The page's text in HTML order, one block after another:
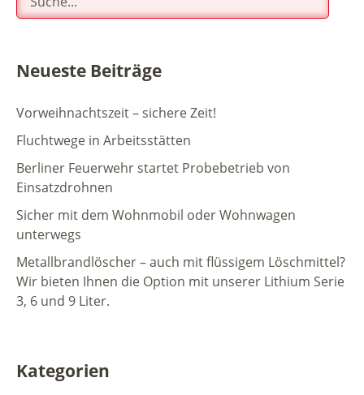
Neueste Beiträge
Vorweihnachtszeit – sichere Zeit!
Fluchtwege in Arbeitsstätten
Berliner Feuerwehr startet Probebetrieb von
Einsatzdrohnen
Sicher mit dem Wohnmobil oder Wohnwagen
unterwegs
Metallbrandlöscher – auch mit flüssigem Löschmittel?
Wir bieten Ihnen die Option mit unserer Lithium Serie
3, 6 und 9 Liter.
Kategorien